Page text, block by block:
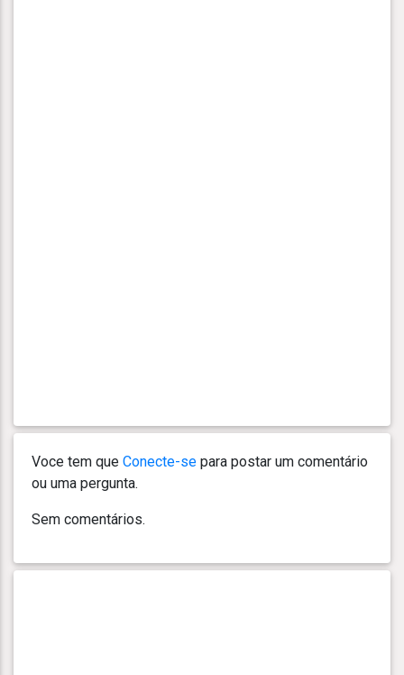
Voce tem que Conecte-se para postar um comentário
ou uma pergunta.
Sem comentários.